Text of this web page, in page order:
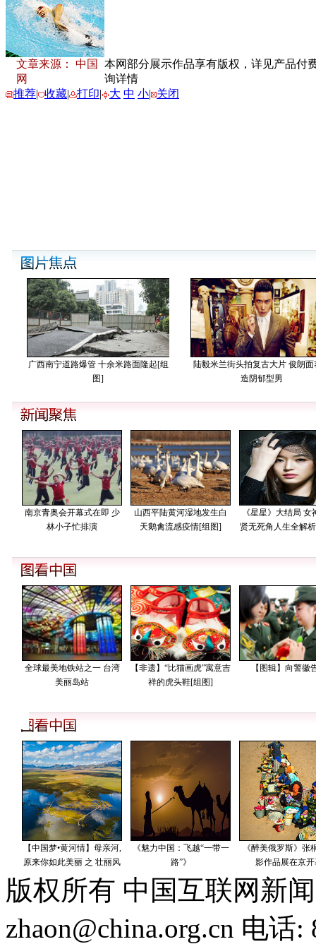
文章来源： 中国
网
本网部分展示作品享有版权，详见产品付
询详情
推荐| 收藏| 打印| 大 中 小| 关闭
版权所有 中国互联网新
zhaon@china.org.cn 电话